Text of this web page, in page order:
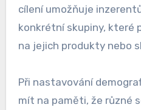
cílení umožňuje
konkrétní skupiny, které
na jejich produkty nebo
Při nastavování
mít na paměti, že různé